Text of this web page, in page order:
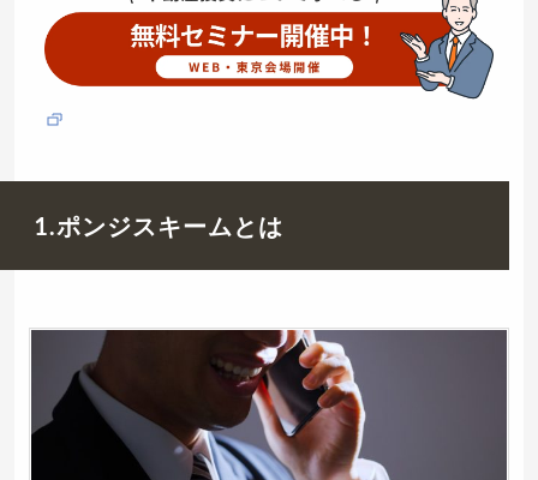
1.ポンジスキームとは